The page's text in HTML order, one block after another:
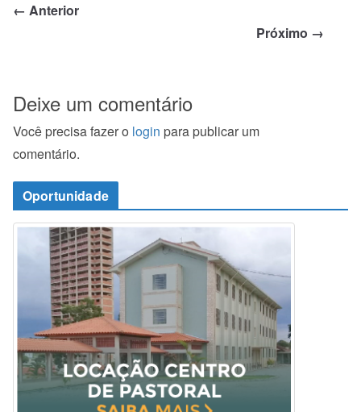
← Anterior
Próximo →
Deixe um comentário
Você precisa fazer o login para publicar um
comentário.
Oportunidade